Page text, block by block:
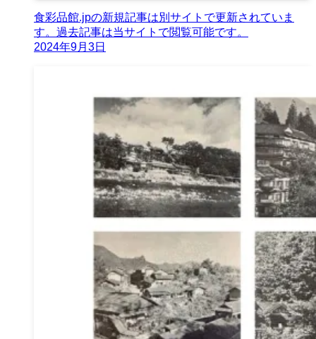
食彩品館.jpの新規記事は別サイトで更新されていま
す。過去記事は当サイトで閲覧可能です。
2024年9月3日